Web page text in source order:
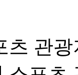
츠 관